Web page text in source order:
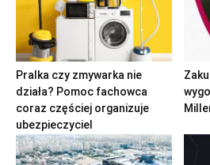
Pralka czy zmywarka nie
działa? Pomoc fachowca
coraz częściej organizuje
ubezpieczyciel